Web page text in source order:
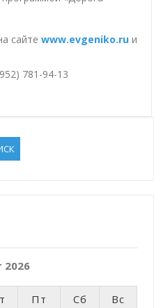
сайте www.evgeniko.ruи
781-94-13
2026
Пт Сб
Вс